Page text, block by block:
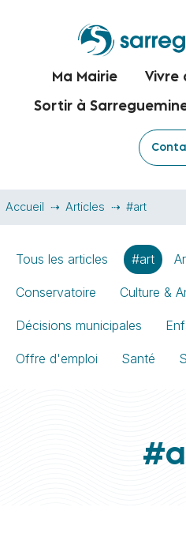
Ma Mairie Vivre
Sortir à
Accueil Articles #art
Tous les articles #art
Conservatoire Culture &
Décisions municipales
Offre d'emploi Santé